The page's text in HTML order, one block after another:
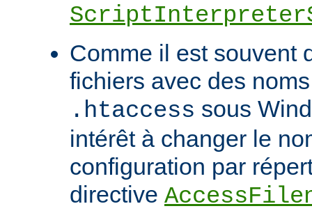
Comme il est souvent
fichiers avec des
.htaccess sous
intérêt à changer le
configuration par
directive